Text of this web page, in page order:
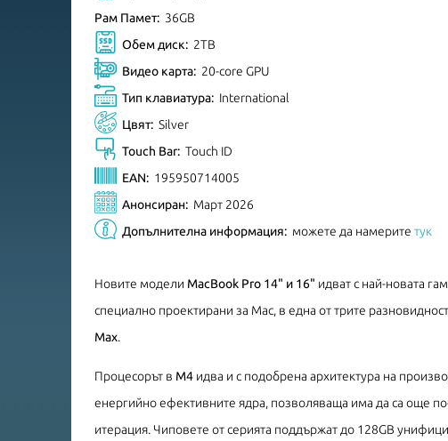
Рам Памет: 36GB
Обем диск: 2TB
Видео карта: 20-core GPU
Тип клавиатура: International
Цвят: Silver
Touch Bar: Touch ID
EAN: 195950714005
Анонсиран: Март 2026
Допълнителна информация: можете да намерите тук
Новите модели MacBook Pro 14" и 16" идват с най-новата
специално проектирани за Mac, в една от трите
Max.
Процесорът в М4 идва и с подобрена архитектура на
енергийно ефективните ядра, позволяваща има да са още
итерация. Чиповете от серията поддържат до 128GB